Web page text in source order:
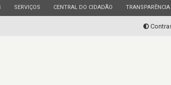
ESTADO
SERVIÇOS ESTADO
CENTRAL DO CIDADÃO ESTADO
TRANSPARÊNCIA